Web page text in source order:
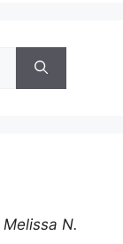
Melissa N.